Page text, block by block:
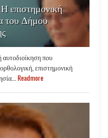
επιστημονική
του Δήμου
που
επιστημονική
Readmore